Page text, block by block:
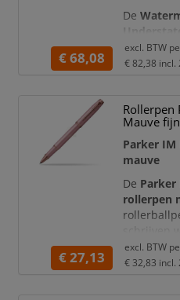
De
rollerpen
slank
contrast.
€ 68,08
excl. BTW
€ 82,38 incl.
Rollerpen
Mauve
Parker IM
mauve
De Parker
rollerpen
schrijven
elegantie
€ 27,13
excl. BTW
€ 32,83 incl.